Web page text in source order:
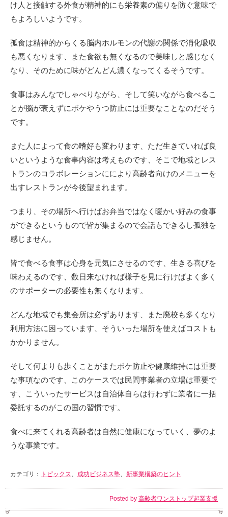
け人と接触する外食が精神的にも栄養素の偏りを防ぐ意味で
もよろしいようです。
孤食は精神的からくる脳内ホルモンの代謝の関係で消化吸収
も悪くなります、また食欲も無くなるので美味しと感じなく
なり、そのために味がどんどん濃くなってくるそうです。
食事はみんなでしゃべりながら、そして笑いながら食べるこ
とが脳が衰えずにボケやうつ防止には重要なことなのだそう
です。
また人によって食の嗜好も変わります、ただ生きていれば良
いというような食事内容は考えものです、そこで地域とレス
トランのコラボレーションににより高齢者向けのメニューを
出すレストランが今後望まれます。
つまり、その場所へ行けばお弁当ではなく暖かい好みの食事
ができるというもので皆が集まるので会話もできるし孤独を
感じません。
皆で食べる食事は心身を元気にさせるのです、生きる喜びを
味わえるのです、数日来なければ様子を見に行けばよく多く
のサポーターの必要性も無くなります。
どんな地域でも集会所は必ずあります、また廃校も多くなり
利用方法に困っています、そういった場所を使えばコストも
かかりません。
そして何よりも歩くことがまたボケ防止や健康維持には重要
な事項なのです、このケースでは民間事業者の立場は重要で
す、こういったサービスは自治体自らは行わずに業者に一括
委託するのがこの国の習慣です。
食べに来てくれる高齢者は自然に健康になっていく、夢のよ
うな事業です。
カテゴリ： トピックス、 成功ビジネス塾、 新事業構築のヒント
Posted by 高齢者ワンストップ起業支援